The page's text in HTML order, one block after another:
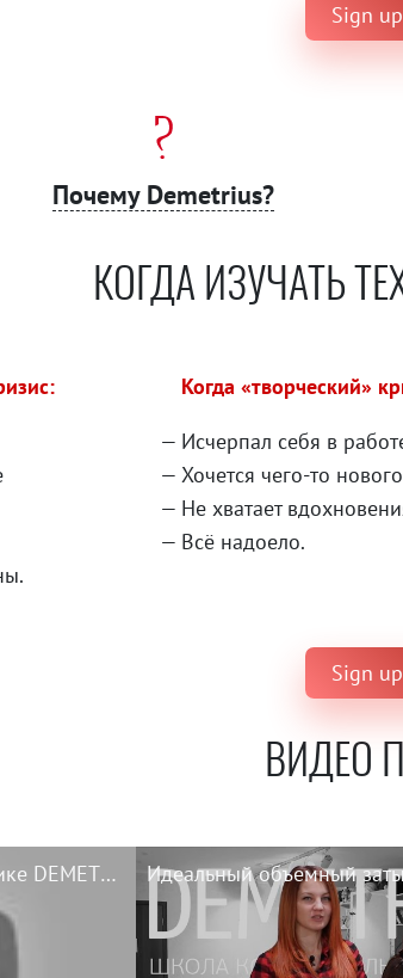
Sign
Почему Demetrius?
КОГДА ИЗУЧАТЬ
Когда «творческий»
Исчерпал себя в
Хочется чего-то
Не хватает
Всё надоело.
Sign
ВИДЕО
Классическая стрижка в технике DEMETRIUS